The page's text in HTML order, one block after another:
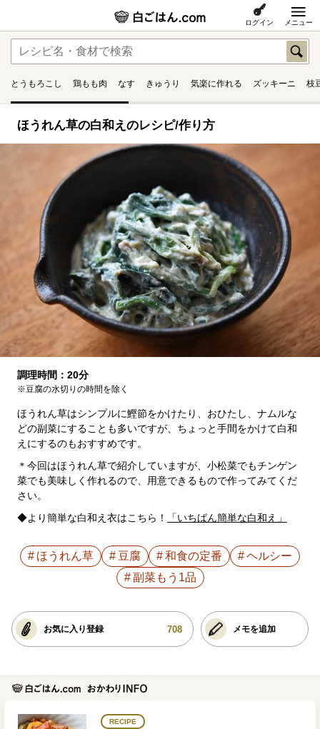
ログイン メニュー
とうもろこし 鶏もも肉 なす きゅうり 気楽に作れる ズッキーニ 枝
ほうれん草の白和えのレシピ/作り方
調理時間：20分
※豆腐の水切りの時間を除く
ほうれん草はシンプルに鰹節をかけたり、おひたし、ナムルな
どの副菜にすることも多いですが、ちょっと手間をかけて白和
えにするのもおすすめです。
＊今回はほうれん草で紹介していますが、小松菜でもチンゲン
菜でも美味しく作れるので、用意できるもので作ってみてくだ
さい。
◆より簡単な白和え衣はこちら！
「いちばん簡単な白和え」
ほうれん草 豆腐 和食の定番
ヘルシー
副菜もう1品
お気に入り登録 708 メモを追加
RECIPE